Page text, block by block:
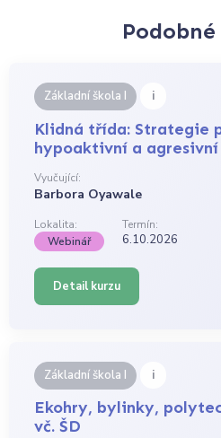
Základní škola I i
Klidná třída: Strategie
hypoaktivní a
Vyučující:
Barbora Oyawale
Lokalita:
Termín:
Webinář
6.10.2026
Detail kurzu
Základní škola I i
Ekohry, bylinky,
vč. ŠD